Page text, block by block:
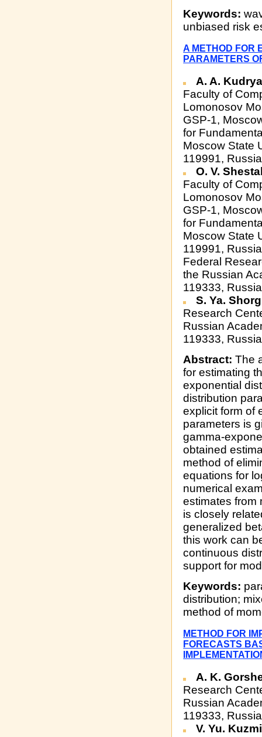
Keywords:
unbiased risk
A METHOD FOR
PARAMETERS
A. A.
Faculty of
Lomonosov
GSP-1,
for
Moscow State
119991,
O. V.
Faculty of
Lomonosov
GSP-1,
for
Moscow State
119991,
Federal
the Russian
119333,
S. Ya.
Research
Russian
119333,
Abstract: The
for estimating
exponential
distribution
explicit form of
parameters is
gamma-
obtained
method of
equations for
numerical
estimates from
is closely
generalized
this work can
continuous
support for
Keywords:
distribution;
method of
METHOD FOR
FORECASTS
A. K.
Research
Russian
119333,
V. Yu.